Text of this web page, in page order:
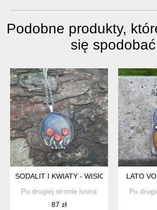
Podobne produkty,
się spodobać
SODALIT I KWIATY - WISIOREK
Po drugiej stronie lustra
87 zł
LATO
Po